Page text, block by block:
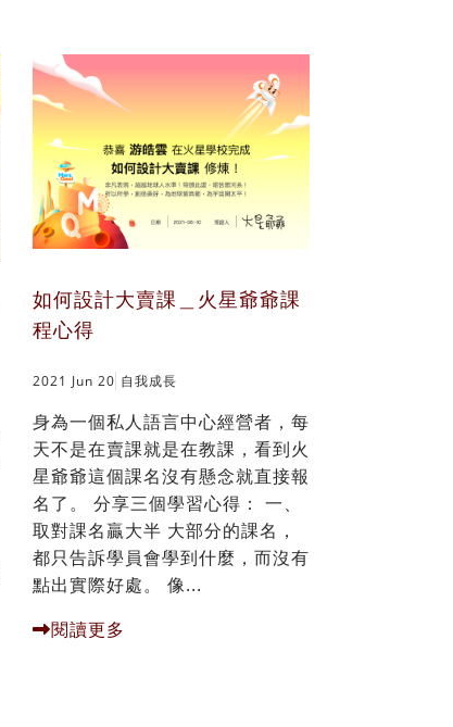
如何設計大賣課＿火星爺爺課
程心得
2021 Jun 20 自我成長
身為一個私人語言中心經營者，每
天不是在賣課就是在教課，看到火
星爺爺這個課名沒有懸念就直接報
名了。 分享三個學習心得： 一、
取對課名贏大半 大部分的課名，
都只告訴學員會學到什麼，而沒有
點出實際好處。 像...
閱讀更多